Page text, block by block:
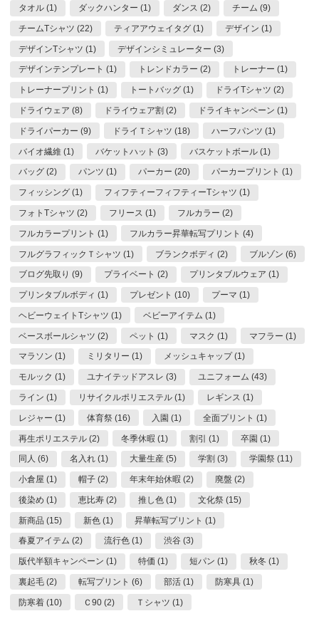
タオル (1) ダックハンター (1) ダンス (2) チーム (9)
チームTシャツ (22) ティアアウェイタグ (1) デザイン (1)
デザインTシャツ (1) デザインシミュレーター (3)
デザインテンプレート (1) トレンドカラー (2) トレーナー (1)
トレーナープリント (1) トートバッグ (1) ドライTシャツ (2)
ドライウェア (8) ドライウェア割 (2) ドライキャンペーン (1)
ドライパーカー (9) ドライＴシャツ (18) ハーフパンツ (1)
バイオ繊維 (1) バケットハット (3) バスケットボール (1)
バッグ (2) パンツ (1) パーカー (20) パーカープリント (1)
フィッシング (1) フィフティーフィフティーTシャツ (1)
フォトTシャツ (2) フリース (1) フルカラー (2)
フルカラープリント (1) フルカラー昇華転写プリント (4)
フルグラフィックＴシャツ (1) ブランクボディ (2) ブルゾン (6)
ブログ先取り (9) プライベート (2) プリンタブルウェア (1)
プリンタブルボディ (1) プレゼント (10) プーマ (1)
ヘビーウェイトTシャツ (1) ベビーアイテム (1)
ベースボールシャツ (2) ペット (1) マスク (1) マフラー (1)
マラソン (1) ミリタリー (1) メッシュキャップ (1)
モルック (1) ユナイテッドアスレ (3) ユニフォーム (43)
ライン (1) リサイクルポリエステル (1) レギンス (1)
レジャー (1) 体育祭 (16) 入園 (1) 全面プリント (1)
再生ポリエステル (2) 冬季休暇 (1) 割引 (1) 卒園 (1)
同人 (6) 名入れ (1) 大量生産 (5) 学割 (3) 学園祭 (11)
小倉屋 (1) 帽子 (2) 年末年始休暇 (2) 廃盤 (2)
後染め (1) 恵比寿 (2) 推し色 (1) 文化祭 (15)
新商品 (15) 新色 (1) 昇華転写プリント (1)
春夏アイテム (2) 流行色 (1) 渋谷 (3)
版代半額キャンペーン (1) 特価 (1) 短パン (1) 秋冬 (1)
裏起毛 (2) 転写プリント (6) 部活 (1) 防寒具 (1)
防寒着 (10) Ｃ90 (2) Ｔシャツ (1)